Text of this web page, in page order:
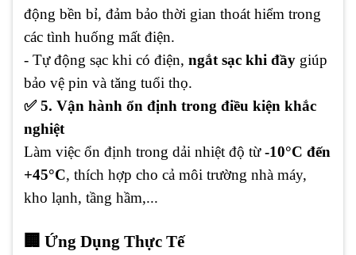
động bền bỉ, đảm bảo thời gian thoát hiểm trong
các tình huống mất điện.
- Tự động sạc khi có điện, ngắt sạc khi đầy giúp
bảo vệ pin và tăng tuổi thọ.
✅ 5. Vận hành ổn định trong điều kiện khắc
nghiệt
Làm việc ổn định trong dải nhiệt độ từ-10°C đến
+45°C, thích hợp cho cả môi trường nhà máy,
kho lạnh, tầng hầm,...
🏢 Ứng Dụng Thực Tế